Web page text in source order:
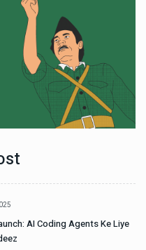
AI Coding Agents Ke Liye